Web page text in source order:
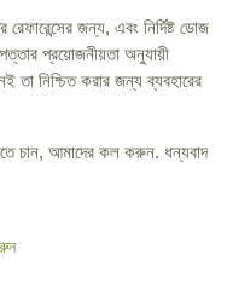
জন্য, এবং নির্দিষ্ট ডোজ
প্রয়োজনীয়তা অনুযায়ী
তা নিশ্চিত করার জন্য ব্যবহারের
চান, আমাদের কল করুন. ধন্যবাদ